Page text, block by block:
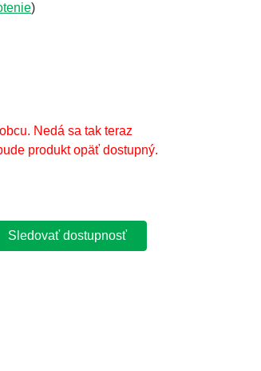
)
Nedá sa tak teraz
produkt opäť dostupný.
Sledovať dostupnosť